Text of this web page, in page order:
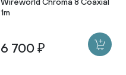
Wireworld Chroma 8 Coaxial
1m
6 700 ₽